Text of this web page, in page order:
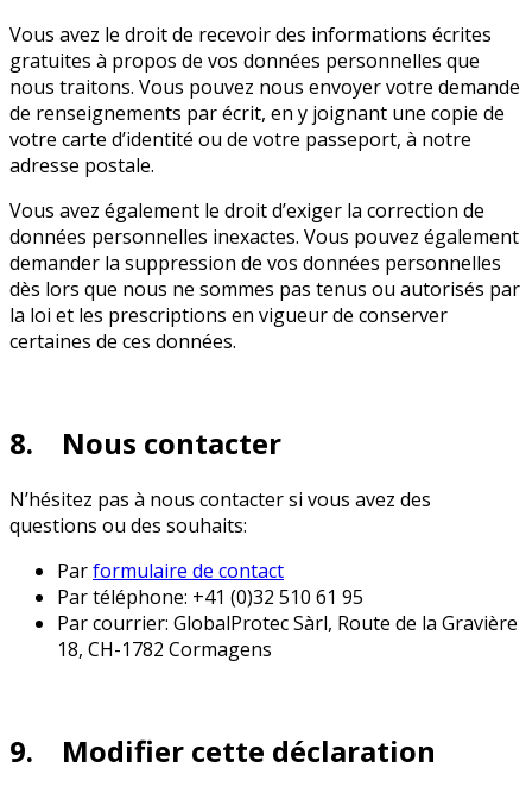
Vous avez le droit de recevoir des informations écrites
gratuites à propos de vos données personnelles que
nous traitons. Vous pouvez nous envoyer votre demande
de renseignements par écrit, en y joignant une copie de
votre carte d’identité ou de votre passeport, à notre
adresse postale.
Vous avez également le droit d’exiger la correction de
données personnelles inexactes. Vous pouvez également
demander la suppression de vos données personnelles
dès lors que nous ne sommes pas tenus ou autorisés par
la loi et les prescriptions en vigueur de conserver
certaines de ces données.
8. Nous contacter
N’hésitez pas à nous contacter si vous avez des
questions ou des souhaits:
Parformulaire de contact
Par téléphone: +41 (0)32 510 61 95
Par courrier: GlobalProtec Sàrl, Route de la Gravière
18, CH-1782 Cormagens
9. Modifier cette déclaration